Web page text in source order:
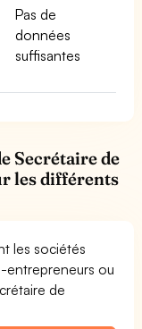
Pas de
données
suffisantes
Secrétaire de
les différents
les sociétés
entrepreneurs ou
de